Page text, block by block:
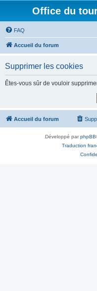
Office du
FAQ
Accueil du forum
Supprimer les cookies
Êtes-vous sûr de vouloir
Accueil du forum
Développé parphpBB
Traduction